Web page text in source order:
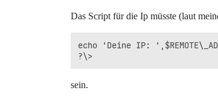
Das Script für die Ip müsste (laut
echo 'Deine IP:
sein.